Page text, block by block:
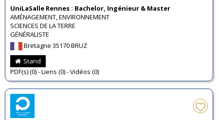
UniLaSalle Rennes : Bachelor, Ingénieur & Master
AMÉNAGEMENT, ENVIRONNEMENT
SCIENCES DE LA TERRE
GÉNÉRALISTE
Bretagne 35170 BRUZ
Stand
PDF(s) (0) - Liens (0) - Vidéos (0)